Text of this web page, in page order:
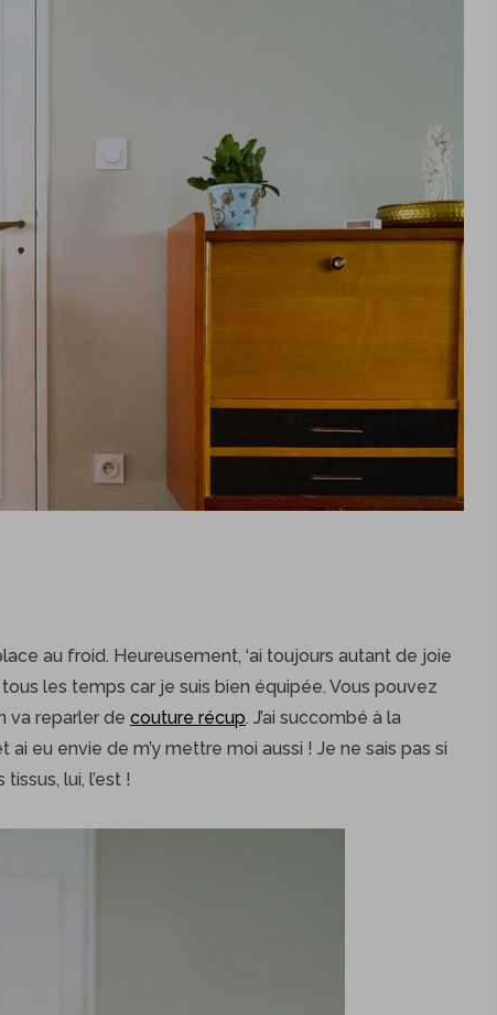
au froid. Heureusement, ‘ai toujours autant de joie
les temps car je suis bien équipée. Vous pouvez
va reparler de couture récup. J’ai succombé à la
ai eu envie de m’y mettre moi aussi ! Je ne sais pas si
lui, l’est !